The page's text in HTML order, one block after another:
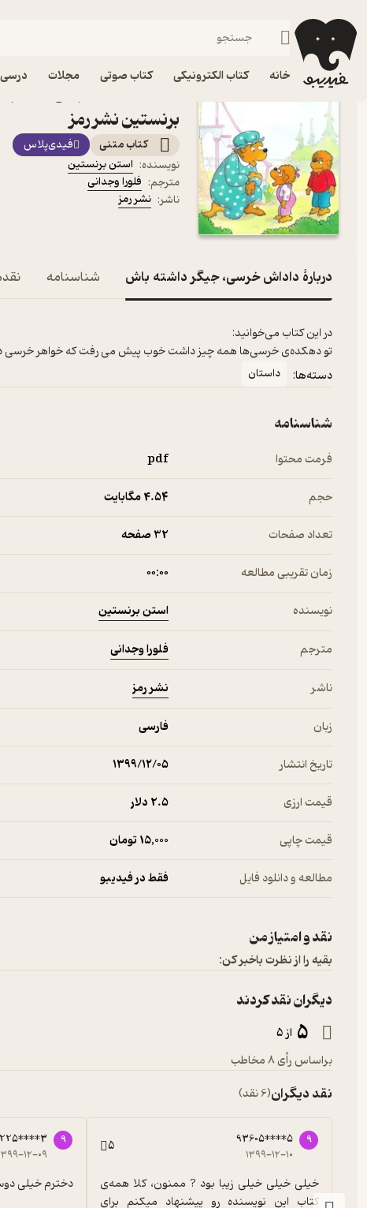
خانه کتاب الکترونیکی کتاب صوتی مجلات
فیدیبو کتاب الکترونیکی
برنستین نشر رمز
کتاب متنی
فیدی‌پلاس
نویسنده: استن برنستین
مترجم: فلورا وجدانی
ناشر: نشر رمز
دربارۀ داداش خرسی، جیگر داشته باش شناسنامه
تو دهکده‌ی خرسی‌ها همه چیز داشت خوب پیش می رفت که خواهر خرسی
دسته‌ها: داستان
شناسنامه
فرمت محتوا pdf
حجم 4.۵۴ مگابایت
تعداد صفحات 32 صفحه
زمان تقریبی مطالعه ۰۰:۰۰
نویسنده استن برنستین
مترجم فلورا وجدانی
ناشر نشر رمز
زبان فارسی
تاریخ انتشار ۱۳۹۹/۱۲/۰۵
قیمت ارزی 2.۵ دلار
قیمت چاپی 15,000 تومان
مطالعه و دانلود فایل فقط در فیدیبو
نقد و امتیاز من
بقیه را از نظرت باخبر کن:
دیگران نقد کردند
5 از 5
براساس رأی 8 مخاطب
نقد دیگران(6 نقد)
9
93605****5
۱۳۹۹-۱۲-۱۰ 5
9
۱۳۹۹-۱۲-
دخترم خیلی